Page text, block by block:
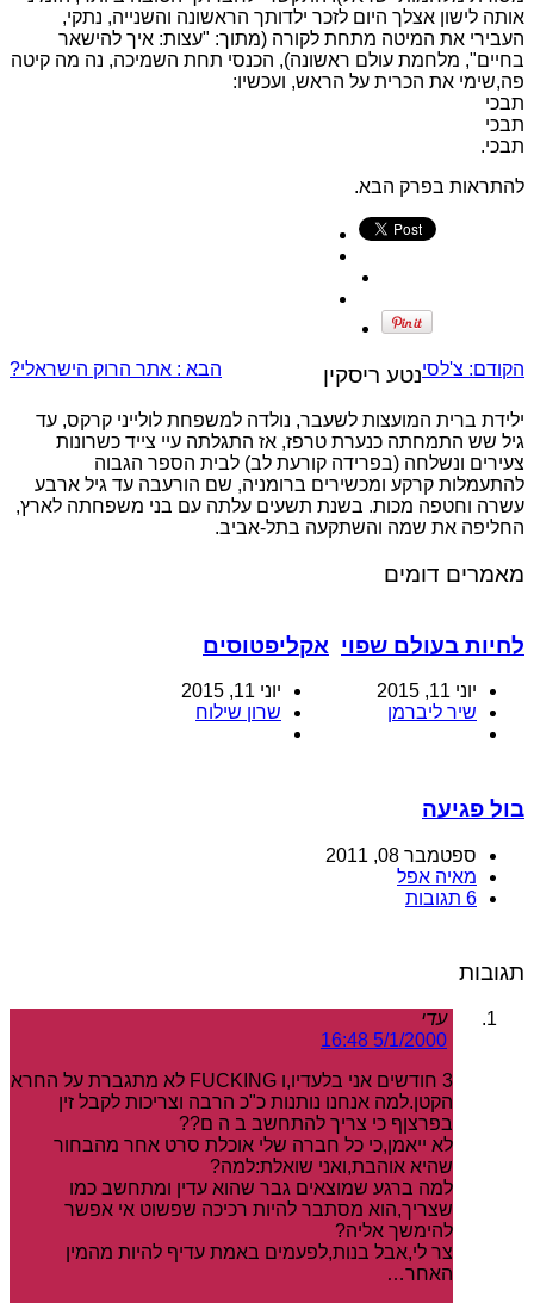
אותה לישון אצלך היום לזכר ילדותך הראשונה והשנייה, נתקי,
העבירי את המיטה מתחת לקורה (מתוך: "עצות: איך להישאר
בחיים", מלחמת עולם ראשונה), הכנסי תחת השמיכה, נה מה קיטה
פה,שימי את הכרית על הראש, ועכשיו:
תבכי
תבכי
תבכי.
להתראות בפרק הבא.
הקודם: צ'לסי הבא : אתר הרוק הישראלי? נטע ריסקין
ילידת ברית המועצות לשעבר, נולדה למשפחת לולייני קרקס, עד
גיל שש התמחתה כנערת טרפז, אז התגלתה עיי צייד כשרונות
צעירים ונשלחה (בפרידה קורעת לב) לבית הספר הגבוה
להתעמלות קרקע ומכשירים ברומניה, שם הורעבה עד גיל ארבע
עשרה וחטפה מכות. בשנת תשעים עלתה עם בני משפחתה לארץ,
החליפה את שמה והשתקעה בתל-אביב.
מאמרים דומים
לחיות בעולם שפוי
יוני 11, 2015
שיר ליברמן
אקליפטוסים
יוני 11, 2015
שרון שילוח
בול פגיעה
ספטמבר 08, 2011
מאיה אפל
6 תגובות
תגובות
עדי
5/1/2000 16:48
3 חודשים אני בלעדיו,ו FUCKING לא מתגברת על החרא
הקטן.למה אנחנו נותנות כ"כ הרבה וצריכות לקבל זין
בפרצןף כי צריך להתחשב ב ה ם??
לא ייאמן,כי כל חברה שלי אוכלת סרט אחר מהבחור
שהיא אוהבת,ואני שואלת:למה?
למה ברגע שמוצאים גבר שהוא עדין ומתחשב כמו
שצריך,הוא מסתבר להיות רכיכה שפשוט אי אפשר
להימשך אליה?
צר לי,אבל בנות,לפעמים באמת עדיף להיות מהמין
האחר…